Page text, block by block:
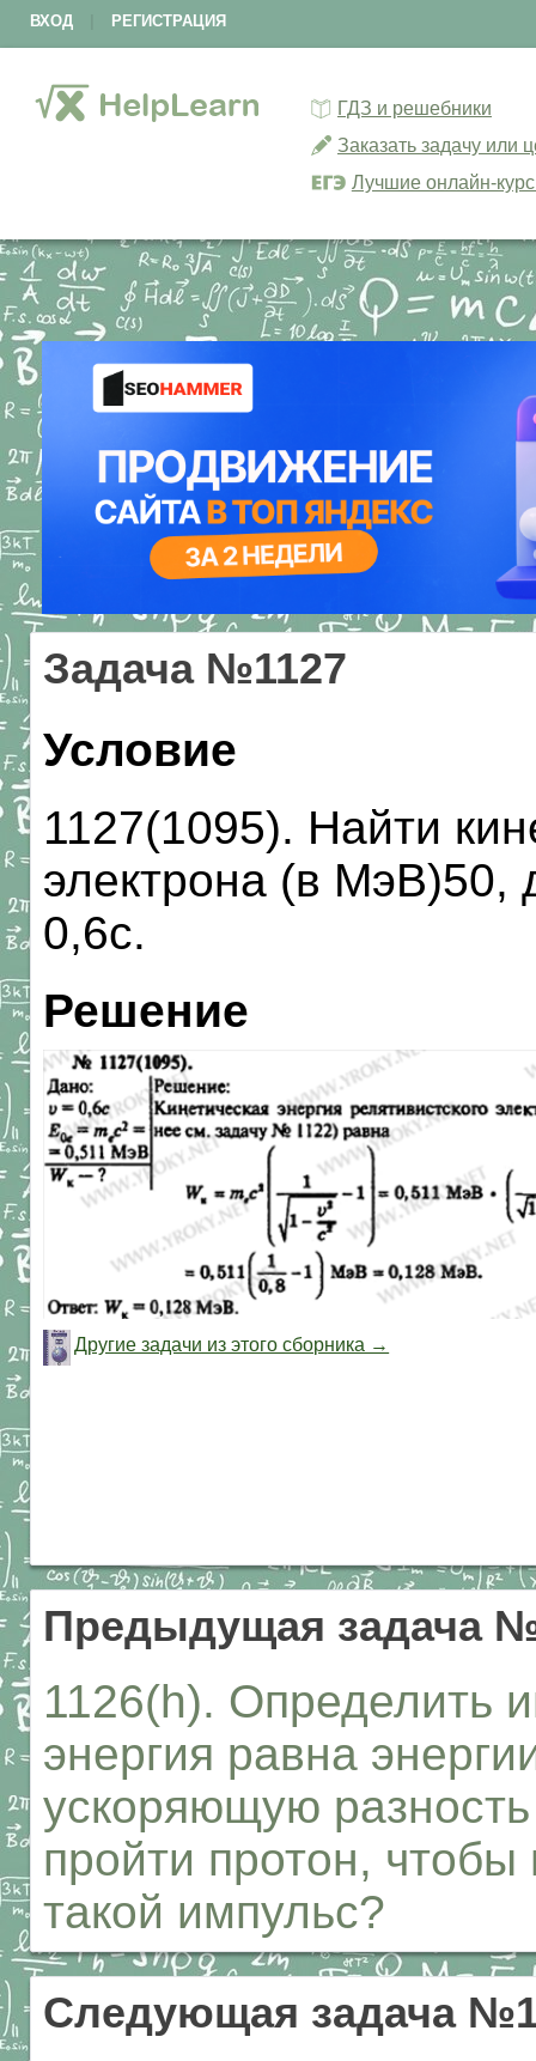
ВХОД РЕГИСТРАЦИЯ
ГДЗ и решебники
Заказать задачу или
Лучшие онлайн-
Задача №1127
Условие
1127(1095). Найти
электрона (в МэВ)50,
0,6с.
Решение
Другие задачи из этого сборника →
Предыдущая задача
1126(h). Определить
энергия равна
ускоряющую
пройти протон, чтобы
такой импульс?
Следующая задача